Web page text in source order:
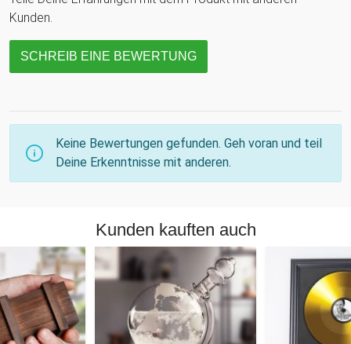
Kunden.
SCHREIB EINE BEWERTUNG
Keine Bewertungen gefunden. Geh voran und teil
Deine Erkenntnisse mit anderen.
Kunden kauften auch